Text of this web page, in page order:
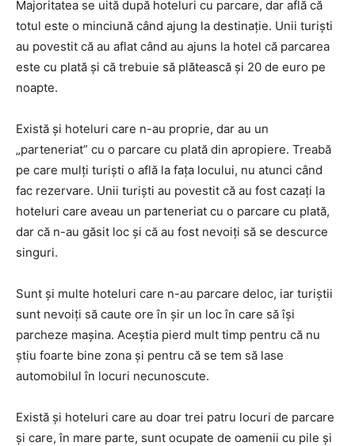
Majoritatea se uită după hoteluri cu parcare, dar află că
totul este o minciună când ajung la destinație. Unii turiști
au povestit că au aflat când au ajuns la hotel că parcarea
este cu plată și că trebuie să plătească și 20 de euro pe
noapte.
Există și hoteluri care n-au proprie, dar au un
„parteneriat” cu o parcare cu plată din apropiere. Treabă
pe care mulți turiști o află la fața locului, nu atunci când
fac rezervare. Unii turiști au povestit că au fost cazați la
hoteluri care aveau un parteneriat cu o parcare cu plată,
dar că n-au găsit loc și că au fost nevoiți să se descurce
singuri.
Sunt și multe hoteluri care n-au parcare deloc, iar turiștii
sunt nevoiți să caute ore în șir un loc în care să își
parcheze mașina. Aceștia pierd mult timp pentru că nu
știu foarte bine zona și pentru că se tem să lase
automobilul în locuri necunoscute.
Există și hoteluri care au doar trei patru locuri de parcare
și care, în mare parte, sunt ocupate de oamenii cu pile și